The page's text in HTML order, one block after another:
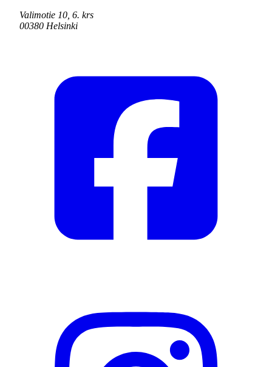
Valimotie 10, 6. krs
00380 Helsinki